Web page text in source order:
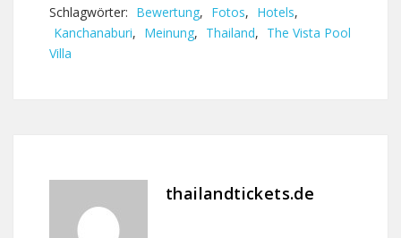
Schlagwörter: Bewertung, Fotos, Hotels,
Kanchanaburi, Meinung, Thailand, The Vista Pool
Villa
thailandtickets.de